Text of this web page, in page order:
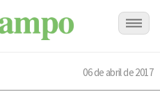
06 de abril de 2017